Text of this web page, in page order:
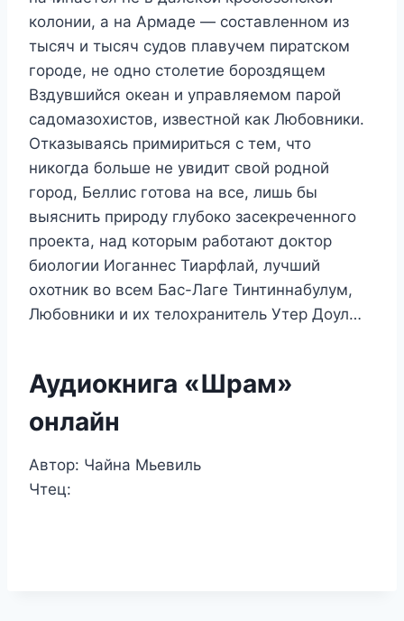
колонии, а на Армаде — составленном из
тысяч и тысяч судов плавучем пиратском
городе, не одно столетие бороздящем
Вздувшийся океан и управляемом парой
садомазохистов, известной как Любовники.
Отказываясь примириться с тем, что
никогда больше не увидит свой родной
город, Беллис готова на все, лишь бы
выяснить природу глубоко засекреченного
проекта, над которым работают доктор
биологии Иоганнес Тиарфлай, лучший
охотник во всем Бас-Лаге Тинтиннабулум,
Любовники и их телохранитель Утер Доул…
Аудиокнига «Шрам»
онлайн
Автор: Чайна Мьевиль
Чтец: